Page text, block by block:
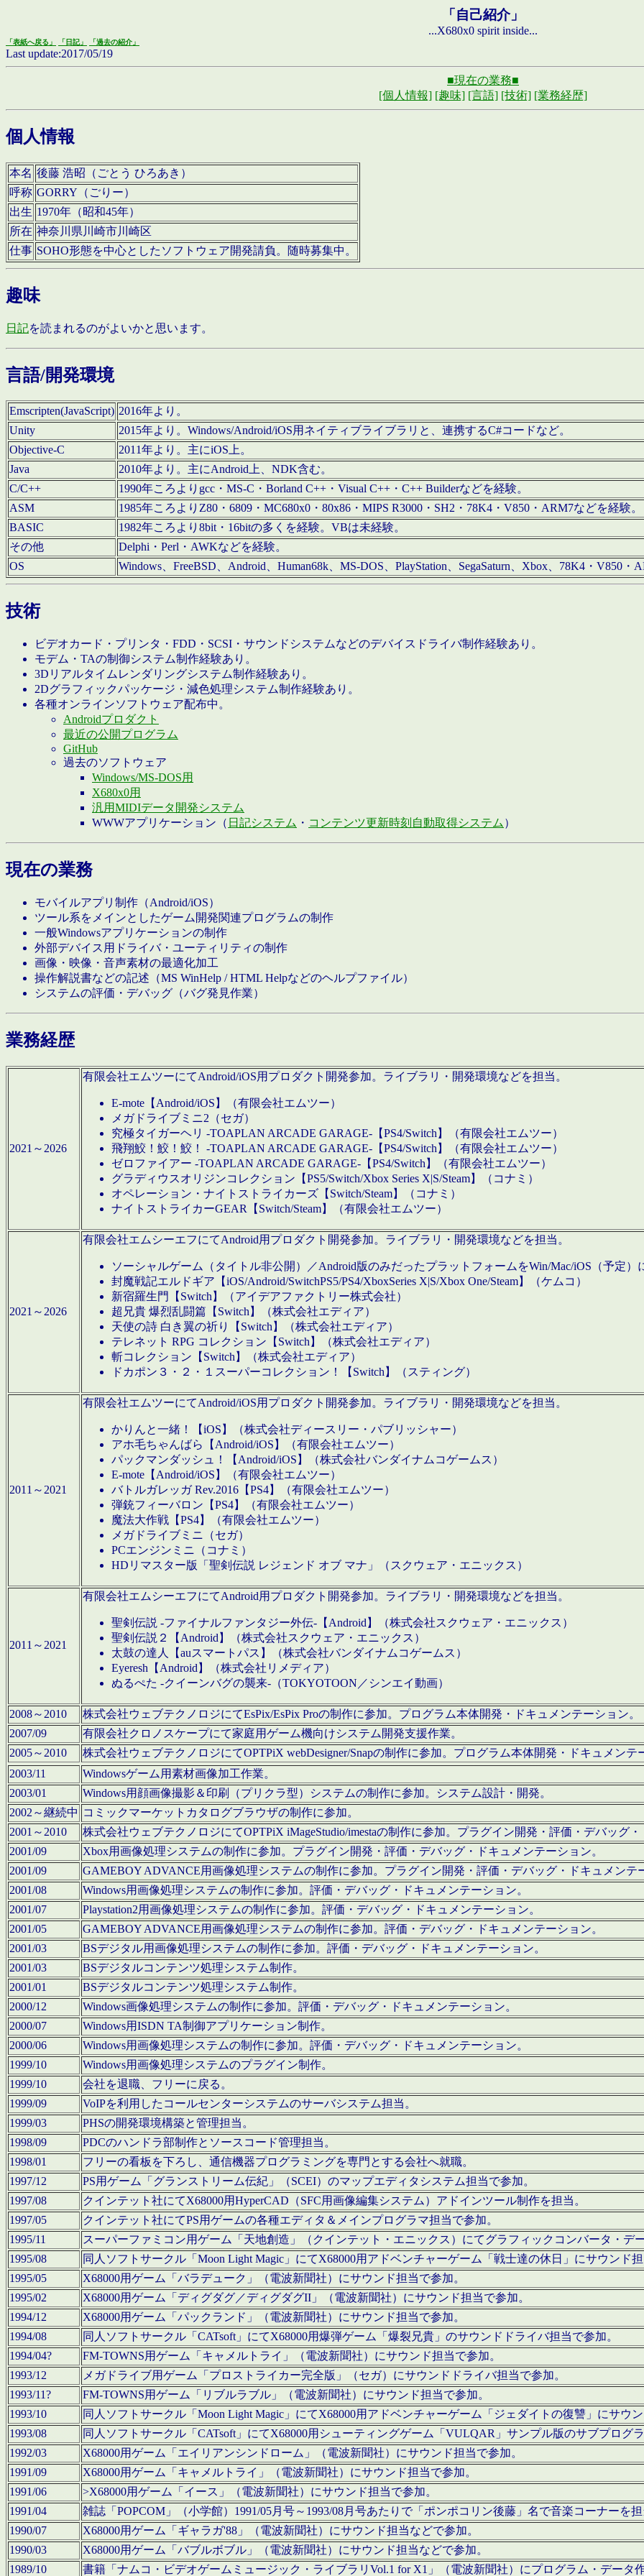
「自己紹介」
...X680x0 spirit inside...
「表紙へ戻る」 「日記」 「過去の紹介」
Last update:2017/05/19
■現在の業務■
[個人情報] [趣味] [言語] [技術] [業務経歴]
個人情報
本名 後藤 浩昭（ごとう ひろあき）
呼称 GORRY（ごりー）
出生 1970年（昭和45年）
所在 神奈川県川崎市川崎区
仕事 SOHO形態を中心としたソフトウェア開発請負。随時募集中。
趣味
日記を読まれるのがよいかと思います。
言語/開発環境
Emscripten(JavaScript) 2016年より。
Unity
2015年より。Windows/Android/iOS用ネイティブライブラリと、連携するC#コードなど。
Objective-C
2011年より。主にiOS上。
Java
2010年より。主にAndroid上、NDK含む。
C/C++
1990年ころよりgcc・MS-C・Borland C++・Visual C++・C++ Builderなどを経験。
ASM
1985年ころよりZ80・6809・MC680x0・80x86・MIPS R3000・SH2・78K4・V850・ARM7などを経験。
BASIC
1982年ころより8bit・16bitの多くを経験。VBは未経験。
その他
Delphi・Perl・AWKなどを経験。
OS
Windows、FreeBSD、Android、Human68k、MS-DOS、PlayStation、SegaSaturn、Xbox、78K4・V850・
技術
ビデオカード・プリンタ・FDD・SCSI・サウンドシステムなどのデバイスドライバ制作経験あり。
モデム・TAの制御システム制作経験あり。
3Dリアルタイムレンダリングシステム制作経験あり。
2Dグラフィックパッケージ・減色処理システム制作経験あり。
各種オンラインソフトウェア配布中。
Androidプロダクト
最近の公開プログラム
GitHub
過去のソフトウェア
Windows/MS-DOS用
X680x0用
汎用MIDIデータ開発システム
WWWアプリケーション（ 日記システム ・ コンテンツ更新時刻自動取得システム ）
現在の業務
モバイルアプリ制作（Android/iOS）
ツール系をメインとしたゲーム開発関連プログラムの制作
一般Windowsアプリケーションの制作
外部デバイス用ドライバ・ユーティリティの制作
画像・映像・音声素材の最適化加工
操作解説書などの記述（MS WinHelp / HTML Helpなどのヘルプファイル）
システムの評価・デバッグ（バグ発見作業）
業務経歴
2021～2026
有限会社エムツーにてAndroid/iOS用プロダクト開発参加。ライブラリ・開発環境などを担当。
E-mote【Android/iOS】（有限会社エムツー）
メガドライブミニ2（セガ）
究極タイガーヘリ -TOAPLAN ARCADE GARAGE-【PS4/Switch】（有限会社エムツー）
飛翔鮫！鮫！鮫！ -TOAPLAN ARCADE GARAGE-【PS4/Switch】（有限会社エムツー）
ゼロファイアー -TOAPLAN ARCADE GARAGE-【PS4/Switch】（有限会社エムツー）
グラディウスオリジンコレクション【PS5/Switch/Xbox Series X|S/Steam】（コナミ）
オペレーション・ナイトストライカーズ【Switch/Steam】（コナミ）
ナイトストライカーGEAR【Switch/Steam】（有限会社エムツー）
2021～2026
有限会社エムシーエフにてAndroid用プロダクト開発参加。ライブラリ・開発環境などを担当。
ソーシャルゲーム（タイトル非公開）／Android版のみだったプラットフォームをWin/Mac/iOS（予定）
封魔戦記エルドギア【iOS/Android/SwitchPS5/PS4/XboxSeries X|S/Xbox One/Steam】（ケムコ）
新宿羅生門【Switch】（アイデアファクトリー株式会社）
超兄貴 爆烈乱闘篇【Switch】（株式会社エディア）
天使の詩 白き翼の祈り【Switch】（株式会社エディア）
テレネット RPG コレクション【Switch】（株式会社エディア）
斬コレクション【Switch】（株式会社エディア）
ドカポン３・２・１スーパーコレクション！【Switch】（スティング）
2011～2021
有限会社エムツーにてAndroid/iOS用プロダクト開発参加。ライブラリ・開発環境などを担当。
かりんと一緒！【iOS】（株式会社ディースリー・パブリッシャー）
アホ毛ちゃんばら【Android/iOS】（有限会社エムツー）
パックマンダッシュ！【Android/iOS】（株式会社バンダイナムコゲームス）
E-mote【Android/iOS】（有限会社エムツー）
バトルガレッガ Rev.2016【PS4】（有限会社エムツー）
弾銃フィーバロン【PS4】（有限会社エムツー）
魔法大作戦【PS4】（有限会社エムツー）
メガドライブミニ（セガ）
PCエンジンミニ（コナミ）
HDリマスター版「聖剣伝説 レジェンド オブ マナ」（スクウェア・エニックス）
2011～2021
有限会社エムシーエフにてAndroid用プロダクト開発参加。ライブラリ・開発環境などを担当。
聖剣伝説 -ファイナルファンタジー外伝-【Android】（株式会社スクウェア・エニックス）
聖剣伝説２【Android】（株式会社スクウェア・エニックス）
太鼓の達人【auスマートパス】（株式会社バンダイナムコゲームス）
Eyeresh【Android】（株式会社リメディア）
ぬるぺた -クイーンバグの襲来-（TOKYOTOON／シンエイ動画）
2008～2010
株式会社ウェブテクノロジにてEsPix/EsPix Proの制作に参加。プログラム本体開発・ドキュメンテーション。
2007/09
有限会社クロノスケープにて家庭用ゲーム機向けシステム開発支援作業。
2005～2010
株式会社ウェブテクノロジにてOPTPiX webDesigner/Snapの制作に参加。プログラム本体開発・ドキュメンテ
2003/11
Windowsゲーム用素材画像加工作業。
2003/01
Windows用顔画像撮影＆印刷（プリクラ型）システムの制作に参加。システム設計・開発。
2002～継続中 コミックマーケットカタログブラウザの制作に参加。
2001～2010
株式会社ウェブテクノロジにてOPTPiX iMageStudio/imestaの制作に参加。プラグイン開発・評価・デバッグ
2001/09
Xbox用画像処理システムの制作に参加。プラグイン開発・評価・デバッグ・ドキュメンテーション。
2001/09
GAMEBOY ADVANCE用画像処理システムの制作に参加。プラグイン開発・評価・デバッグ・ドキュメンテ
2001/08
Windows用画像処理システムの制作に参加。評価・デバッグ・ドキュメンテーション。
2001/07
Playstation2用画像処理システムの制作に参加。評価・デバッグ・ドキュメンテーション。
2001/05
GAMEBOY ADVANCE用画像処理システムの制作に参加。評価・デバッグ・ドキュメンテーション。
2001/03
BSデジタル用画像処理システムの制作に参加。評価・デバッグ・ドキュメンテーション。
2001/03
BSデジタルコンテンツ処理システム制作。
2001/01
BSデジタルコンテンツ処理システム制作。
2000/12
Windows画像処理システムの制作に参加。評価・デバッグ・ドキュメンテーション。
2000/07
Windows用ISDN TA制御アプリケーション制作。
2000/06
Windows用画像処理システムの制作に参加。評価・デバッグ・ドキュメンテーション。
1999/10
Windows用画像処理システムのプラグイン制作。
1999/10
会社を退職、フリーに戻る。
1999/09
VoIPを利用したコールセンターシステムのサーバシステム担当。
1999/03
PHSの開発環境構築と管理担当。
1998/09
PDCのハンドラ部制作とソースコード管理担当。
1998/01
フリーの看板を下ろし、通信機器プログラミングを専門とする会社へ就職。
1997/12
PS用ゲーム「グランストリーム伝紀」（SCEI）のマップエディタシステム担当で参加。
1997/08
クインテット社にてX68000用HyperCAD（SFC用画像編集システム）アドインツール制作を担当。
1997/05
クインテット社にてPS用ゲームの各種エディタ＆メインプログラマ担当で参加。
1995/11
スーパーファミコン用ゲーム「天地創造」（クインテット・エニックス）にてグラフィックコンバータ・デ
1995/08
同人ソフトサークル「Moon Light Magic」にてX68000用アドベンチャーゲーム「戦士達の休日」にサウンド
1995/05
X68000用ゲーム「バラデューク」（電波新聞社）にサウンド担当で参加。
1995/02
X68000用ゲーム「ディグダグ／ディグダグII」（電波新聞社）にサウンド担当で参加。
1994/12
X68000用ゲーム「パックランド」（電波新聞社）にサウンド担当で参加。
1994/08
同人ソフトサークル「CATsoft」にてX68000用爆弾ゲーム「爆裂兄貴」のサウンドドライバ担当で参加。
1994/04?
FM-TOWNS用ゲーム「キャメルトライ」（電波新聞社）にサウンド担当で参加。
1993/12
メガドライブ用ゲーム「プロストライカー完全版」（セガ）にサウンドドライバ担当で参加。
1993/11?
FM-TOWNS用ゲーム「リブルラブル」（電波新聞社）にサウンド担当で参加。
1993/10
同人ソフトサークル「Moon Light Magic」にてX68000用アドベンチャーゲーム「ジェダイトの復讐」にサウ
1993/08
同人ソフトサークル「CATsoft」にてX68000用シューティングゲーム「VULQAR」サンプル版のサブプログ
1992/03
X68000用ゲーム「エイリアンシンドローム」（電波新聞社）にサウンド担当で参加。
1991/09
X68000用ゲーム「キャメルトライ」（電波新聞社）にサウンド担当で参加。
1991/06
>X68000用ゲーム「イース」（電波新聞社）にサウンド担当で参加。
1991/04
雑誌「POPCOM」（小学館）1991/05月号～1993/08月号あたりで「ポンポコリン後藤」名で音楽コーナーを
1990/07
X68000用ゲーム「ギャラガ'88」（電波新聞社）にサウンド担当などで参加。
1990/03
X68000用ゲーム「バブルボブル」（電波新聞社）にサウンド担当などで参加。
1989/10
書籍「ナムコ・ビデオゲームミュージック・ライブラリVol.1 for X1」（電波新聞社）にプログラム・データ